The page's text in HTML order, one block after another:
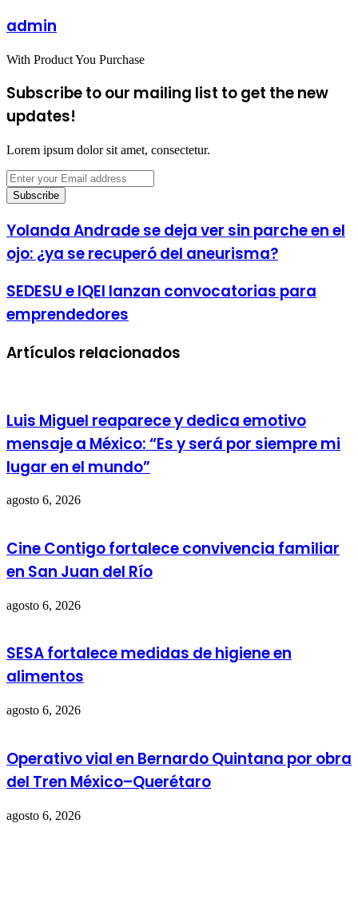
admin
With Product You Purchase
Subscribe to our mailing list to get the new
updates!
Lorem ipsum dolor sit amet, consectetur.
Enter
your
Email
Yolanda Andrade se deja ver sin parche en el
ojo: ¿ya se recuperó del aneurisma?
SEDESU e IQEI lanzan convocatorias para
emprendedores
Artículos relacionados
Luis Miguel reaparece y dedica emotivo
mensaje a México: “Es y será por siempre mi
lugar en el mundo”
agosto 6, 2026
Cine Contigo fortalece convivencia familiar
en San Juan del Río
agosto 6, 2026
SESA fortalece medidas de higiene en
alimentos
agosto 6, 2026
Operativo vial en Bernardo Quintana por obra
del Tren México–Querétaro
agosto 6, 2026